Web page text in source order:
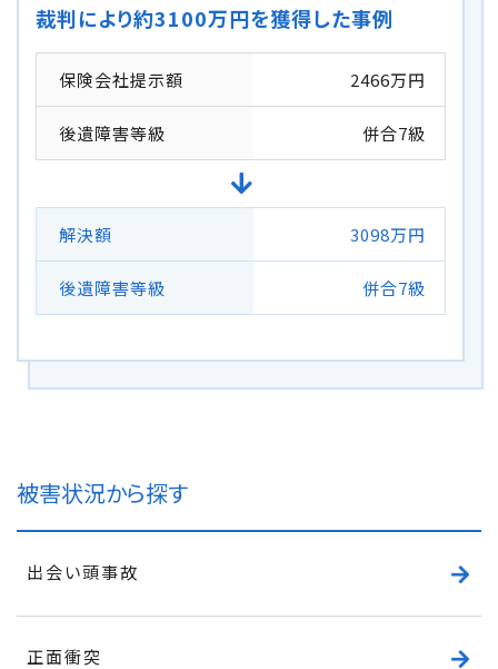
裁判により約3100万円を獲得した事例
保険会社提示額 2466万円
後遺障害等級 併合7級
解決額 3098万円
後遺障害等級 併合7級
被害状況から探す
出会い頭事故
正面衝突